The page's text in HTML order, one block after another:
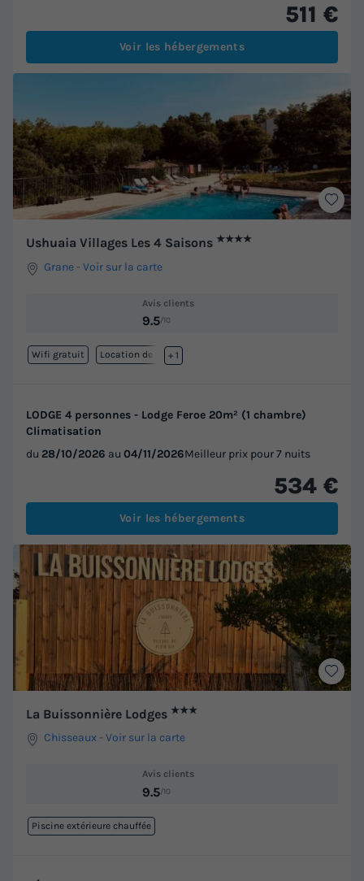
511 €
Voir les hébergements
Ushuaia Villages Les 4 Saisons ★★★★
Grane -Voir sur la carte
Avis clients
9.5/10
Wifi gratuit Location de vélos
+ 1
LODGE 4 personnes - Lodge Feroe 20m² (1 chambre)
Climatisation
du 28/10/2026 au 04/11/2026Meilleur prix pour 7 nuits
534 €
Voir les hébergements
La Buissonnière Lodges ★★★
Chisseaux -Voir sur la carte
Avis clients
9.5/10
Piscine extérieure chauffée